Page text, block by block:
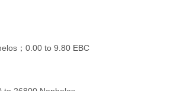
；0.00 to 9.80 EBC